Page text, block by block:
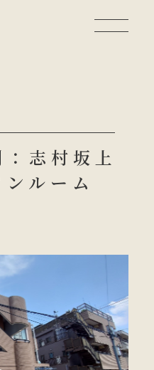
志村坂上
ルーム